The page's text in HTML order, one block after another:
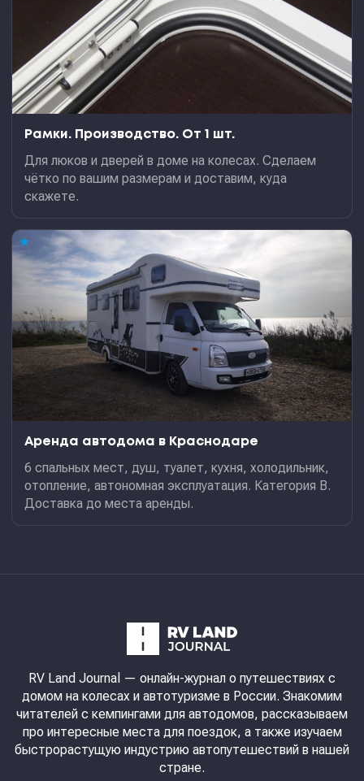
Рамки. Производство. От 1 шт.
Для люков и дверей в доме на колесах. Сделаем
чётко по вашим размерам и доставим, куда
скажете.
★
Аренда автодома в Краснодаре
6 спальных мест, душ, туалет, кухня, холодильник,
отопление, автономная эксплуатация. Категория В.
Доставка до места аренды.
RV Land Journal — онлайн-журнал о путешествиях с
домом на колесах и автотуризме в России. Знакомим
читателей с кемпингами для автодомов, рассказываем
про интересные места для поездок, а также изучаем
быстрорастущую индустрию автопутешествий в нашей
стране.